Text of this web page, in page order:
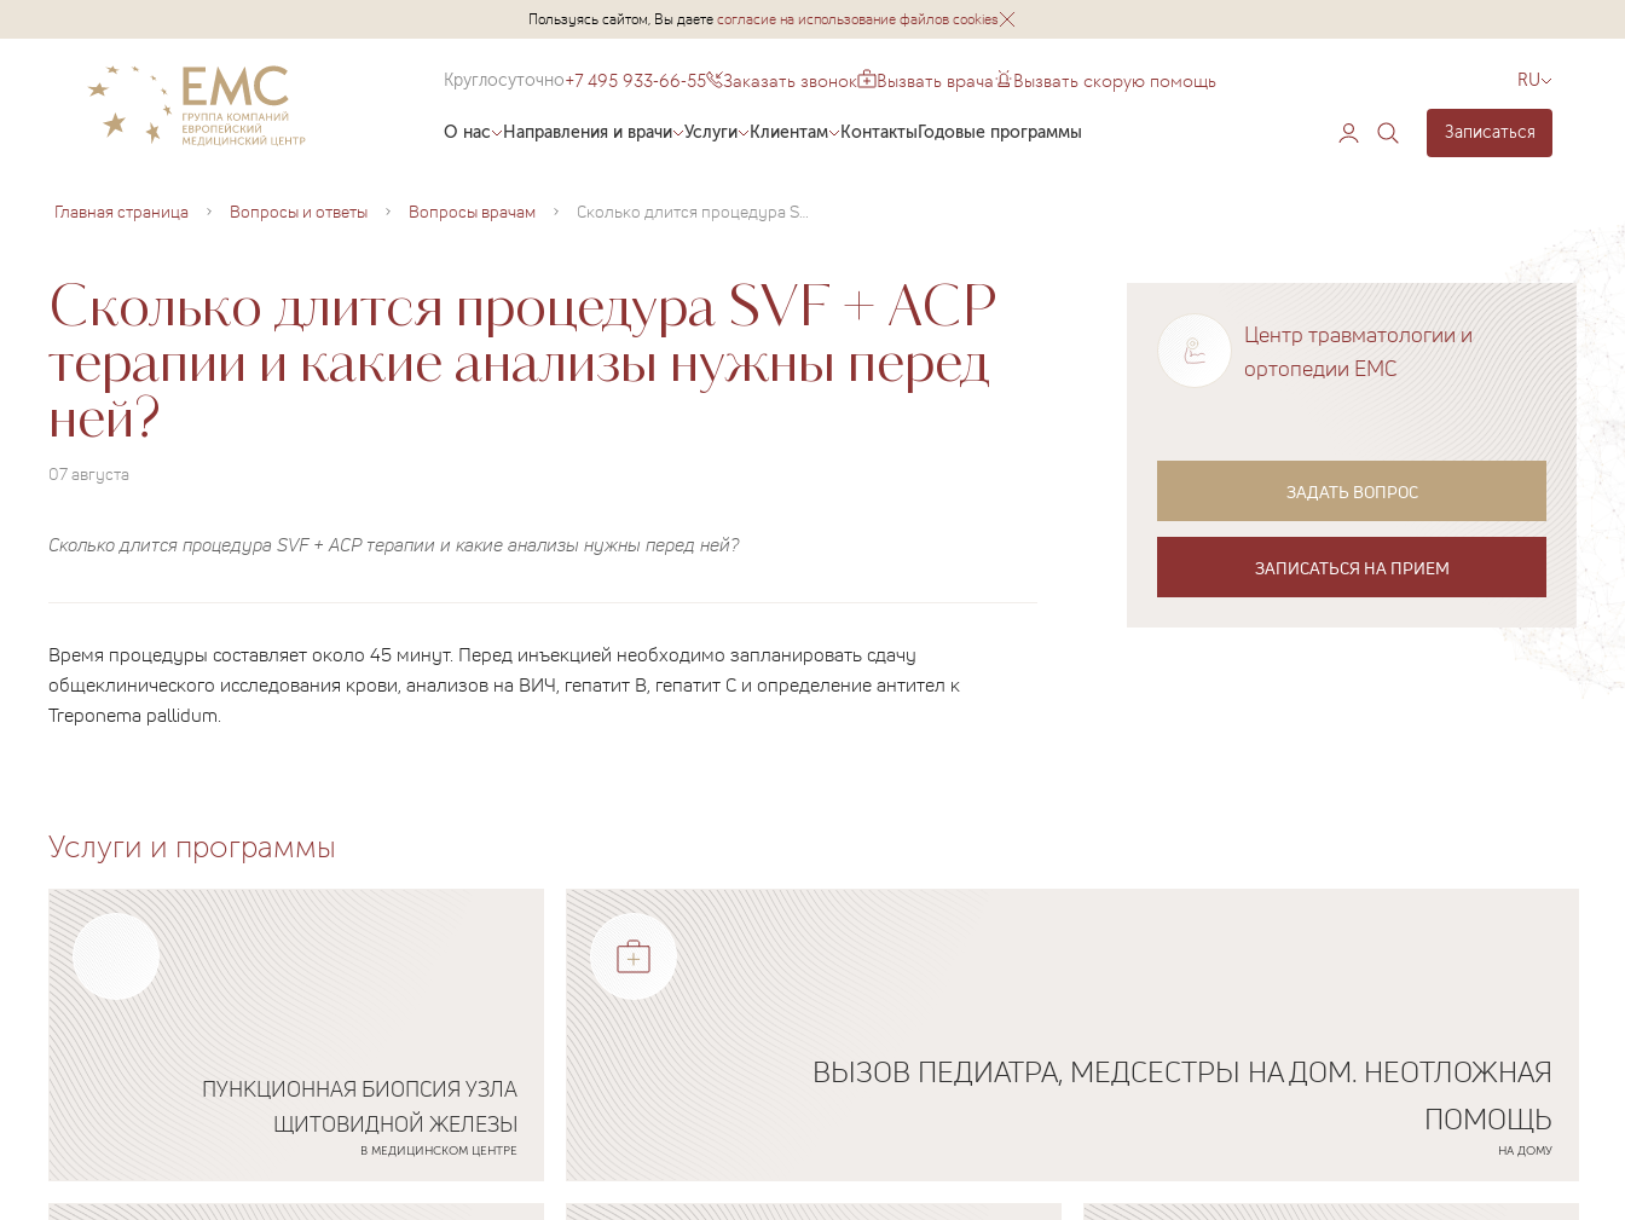
Пользуясь сайтом, Вы даетесогласие на использование файлов cookies
Круглосуточно+7 495 933-66-55 Заказать звонок Вызвать врача Вызвать скорую помощь RU
О нас Направления и врачи Услуги Клиентам КонтактыГодовые программы Записаться
Главная страница Вопросы и ответы Вопросы врачам Сколько длится процедура SVF + ACP терапии и какие анализы нужны перед ней?
Сколько длится процедура SVF + ACP
терапии и какие анализы нужны перед
ней?
07 августа
Сколько длится процедура SVF + ACP терапии и какие анализы нужны перед ней?
Время процедуры составляет около 45 минут. Перед инъекцией необходимо запланировать сдачу
общеклинического исследования крови, анализов на ВИЧ, гепатит В, гепатит С и определение антител к
Treponema pallidum.
Центр травматологии и
ортопедии EMC
ЗАДАТЬ ВОПРОС
ЗАПИСАТЬСЯ НА ПРИЕМ
Услуги и программы
ПУНКЦИОННАЯ БИОПСИЯ УЗЛА
ЩИТОВИДНОЙ ЖЕЛЕЗЫ
В МЕДИЦИНСКОМ ЦЕНТРЕ
Подробнее о программе
ВЫЗОВ ПЕДИАТРА, МЕДСЕСТРЫ НА ДОМ. НЕОТЛОЖНАЯ
ПОМОЩЬ
НА ДОМУ
Подробнее о программе